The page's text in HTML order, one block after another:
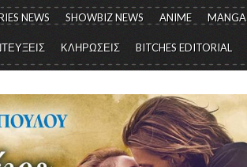
NEWS SHOWBIZ NEWS ANIME MANGA
ΚΛΗΡΩΣΕΙΣ BITCHES EDITORIAL